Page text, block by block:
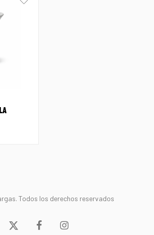
Todos los derechos reservados
x-
facebookinstagram